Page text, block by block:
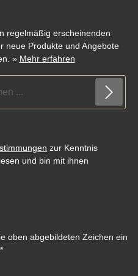
regelmäßig erscheinenden
neue Produkte und Angebote
» Mehr erfahren
zur Kenntnis
und bin mit ihnen
oben abgebildeten Zeichen ein
*